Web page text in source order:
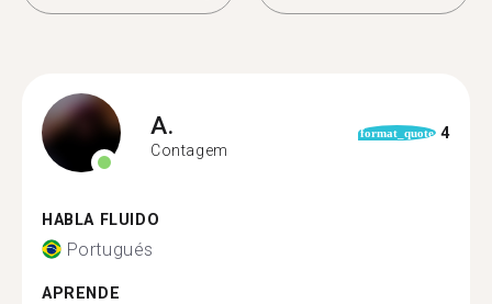
A.
Contagem
format_quote 4
HABLA FLUIDO
Portugués
APRENDE